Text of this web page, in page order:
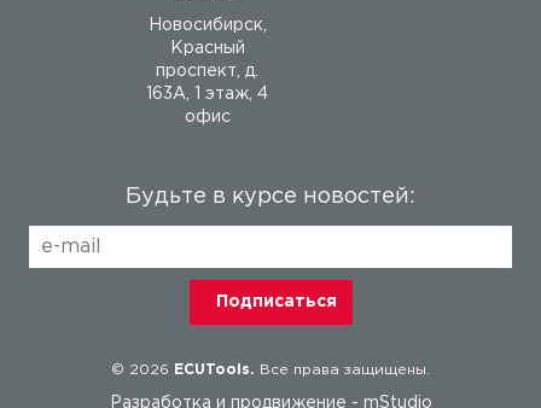
Новосибирск,
Красный
проспект, д.
163А, 1 этаж, 4
офис
Будьте в курсе новостей:
© 2026 ECUTools. Все права защищены.
Разработка и продвижение - mStudio